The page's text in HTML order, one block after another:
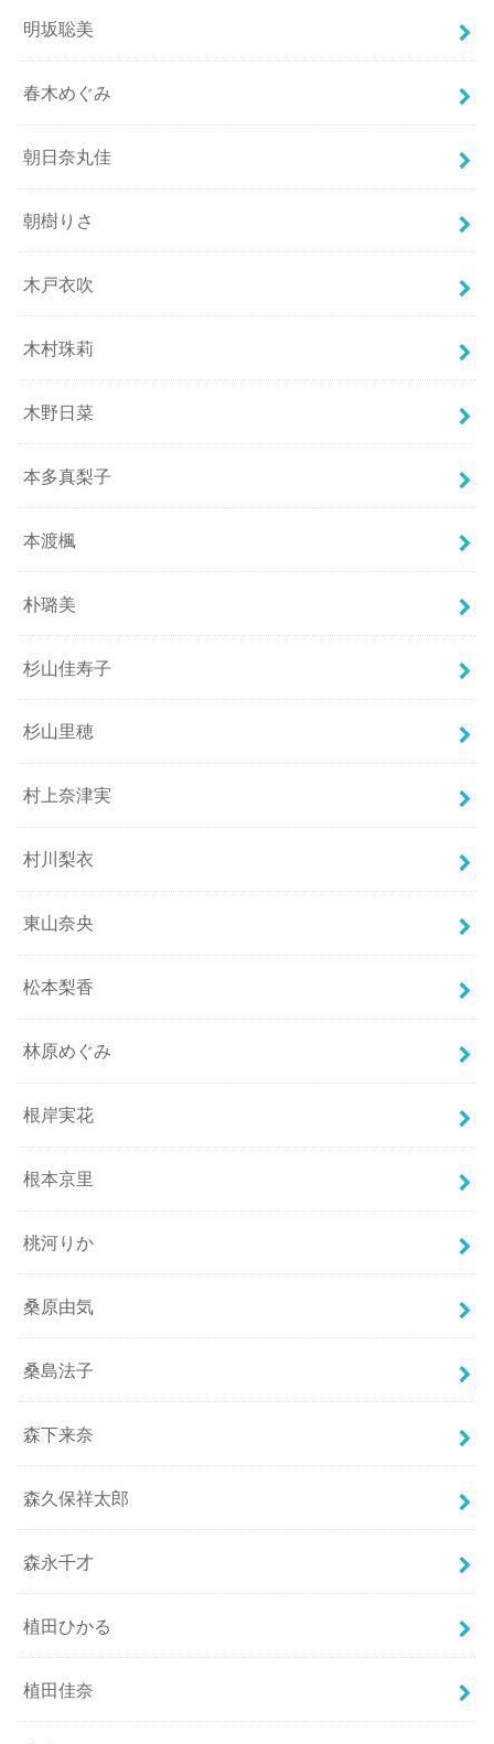
明坂聡美
春木めぐみ
朝日奈丸佳
朝樹りさ
木戸衣吹
木村珠莉
木野日菜
本多真梨子
本渡楓
朴璐美
杉山佳寿子
杉山里穂
村上奈津実
村川梨衣
東山奈央
松本梨香
林原めぐみ
根岸実花
根本京里
桃河りか
桑原由気
桑島法子
森下来奈
森久保祥太郎
森永千才
植田ひかる
植田佳奈